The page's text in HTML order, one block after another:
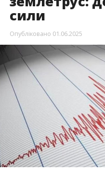
сили
Опубліковано 01.06.2025